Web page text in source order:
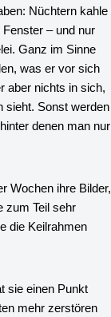
Nüchtern kahle
– und nur
Ganz im Sinne
was er vor sich
aber nichts in sich,
sieht. Sonst werden
denen man nur
Wochen ihre Bilder,
zum Teil sehr
die Keilrahmen
sie einen Punkt
mehr zerstören